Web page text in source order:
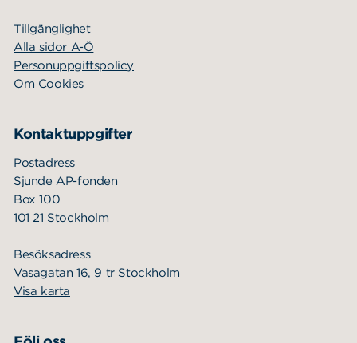
Tillgänglighet
Alla sidor A-Ö
Personuppgiftspolicy
Om Cookies
Kontaktuppgifter
Postadress
Sjunde AP-fonden
Box 100
101 21 Stockholm
Besöksadress
Vasagatan 16, 9 tr Stockholm
Visa karta